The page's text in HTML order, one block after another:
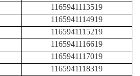
1165941113519
1165941114919
1165941115219
1165941116619
1165941117019
1165941118319